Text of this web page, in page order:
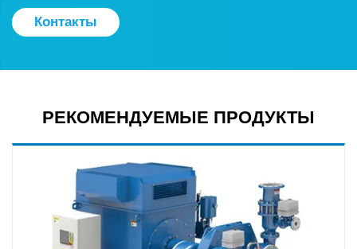
Контакты
РЕКОМЕНДУЕМЫЕ ПРОДУКТЫ